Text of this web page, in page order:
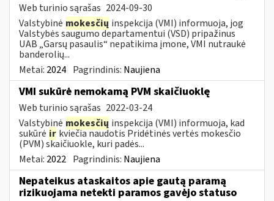
Web turinio sąrašas 2024-09-30
Valstybinė mokesčių inspekcija (VMI) informuoja, jog
Valstybės saugumo departamentui (VSD) pripažinus
UAB „Garsų pasaulis“ nepatikima įmone, VMI nutraukė
banderolių...
Metai: 2024 Pagrindinis: Naujiena
VMI sukūrė nemokamą PVM skaičiuoklę
Web turinio sąrašas 2022-03-24
Valstybinė mokesčių inspekcija (VMI) informuoja, kad
sukūrė ir kviečia naudotis Pridėtinės vertės mokesčio
(PVM) skaičiuokle, kuri padės...
Metai: 2022 Pagrindinis: Naujiena
Nepateikus ataskaitos apie gautą paramą
rizikuojama netekti paramos gavėjo statuso